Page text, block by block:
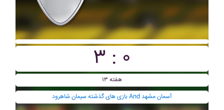
۳ : ۰
هفته ۱۳
بازی های گذشته سيمان شاهرود And آسمان مشهد